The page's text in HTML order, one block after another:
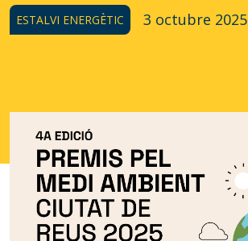
ESTALVI ENERGÈTIC 3 octubre 2025